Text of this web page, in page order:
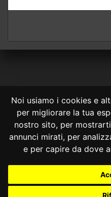
Noi usiamo i cookies e
per migliorare la tua
nostro sito, per
annunci mirati, per
e per capire da dove
CONSULTA ONLINE
Consulta OnLine non ha prodotto
le informazioni
costituisce una
Nessuno deve confidare o agire